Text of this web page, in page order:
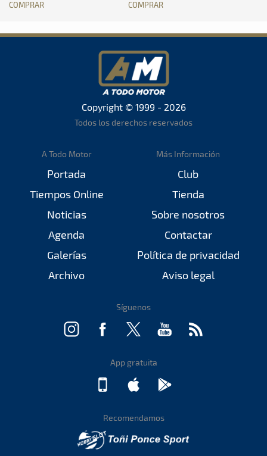
COMPRAR COMPRAR
Copyright © 1999 - 2026
Todos los derechos reservados
A Todo Motor
Portada
Tiempos Online
Noticias
Agenda
Galerías
Archivo
Más Información
Club
Tienda
Sobre nosotros
Contactar
Política de privacidad
Aviso legal
Síguenos
App gratuita
Recomendamos